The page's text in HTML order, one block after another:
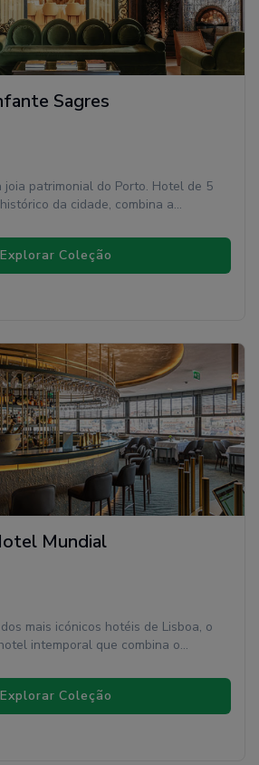
Sagres
joia patrimonial do Porto. Hotel de 5
da cidade, combina a
preservada.
Explorar Coleção
Mundial
mais icónicos hotéis de Lisboa, o
intemporal que combina o
hotel de 4 estrelas, hoje com 349
coração de Lisboa, na Baixa
de S.Jorge como cenário e a Praça
Explorar Coleção